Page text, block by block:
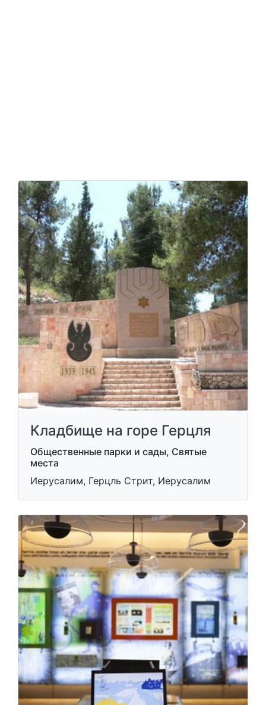
Кладбище на горе Герцля
Общественные парки и сады, Святые
места
Иерусалим, Герцль Стрит, Иерусалим